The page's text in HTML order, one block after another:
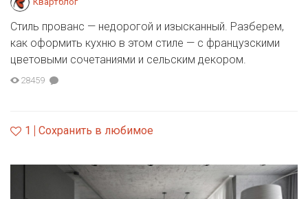
Стиль прованс — недорогой и изысканный. Разберем,
как оформить кухню в этом стиле — с французскими
цветовыми сочетаниями и сельским декором.
28459
1 Сохранить в любимое